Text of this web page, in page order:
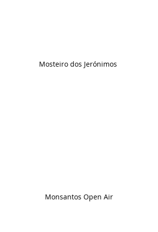
Mosteiro dos Jerónimos
Monsantos Open Air